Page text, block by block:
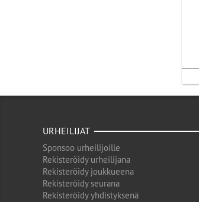
URHEILIJAT
Sponsoo urheilijoille
Rekisteröidy urheilijana
Rekisteröidy joukkueena
Rekisteröidy seurana
Rekisteröidy yhdistyksenä